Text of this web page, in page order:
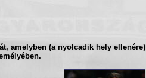
amelyben (a nyolcadik hely ellenére)